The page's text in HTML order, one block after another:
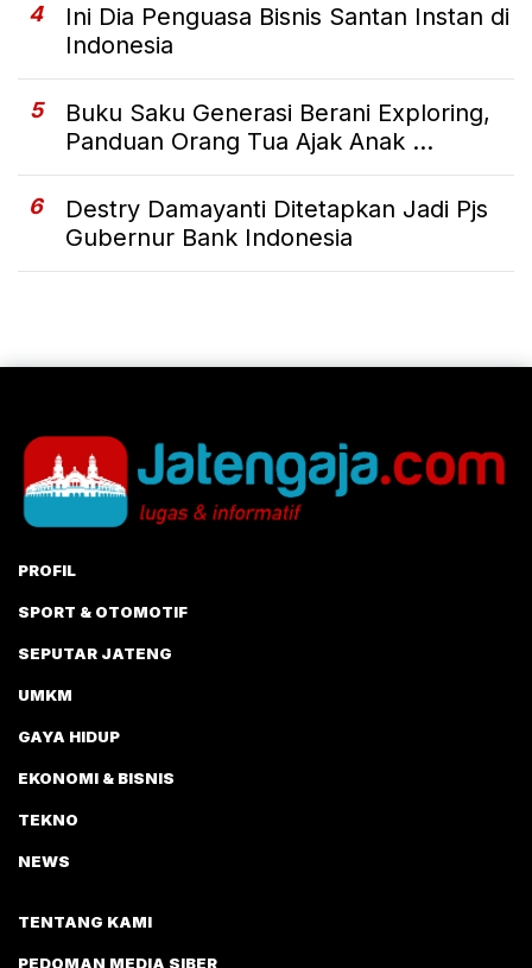
4
Ini Dia Penguasa Bisnis Santan Instan di
Indonesia
5
Buku Saku Generasi Berani Exploring,
Panduan Orang Tua Ajak Anak ...
6
Destry Damayanti Ditetapkan Jadi Pjs
Gubernur Bank Indonesia
PROFIL
SPORT & OTOMOTIF
SEPUTAR JATENG
UMKM
GAYA HIDUP
EKONOMI & BISNIS
TEKNO
NEWS
TENTANG KAMI
PEDOMAN MEDIA SIBER